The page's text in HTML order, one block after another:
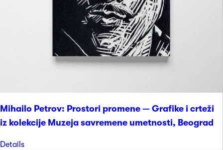
Mihailo Petrov: Prostori promene — Grafike i crteži
iz kolekcije Muzeja savremene umetnosti, Beograd
Details